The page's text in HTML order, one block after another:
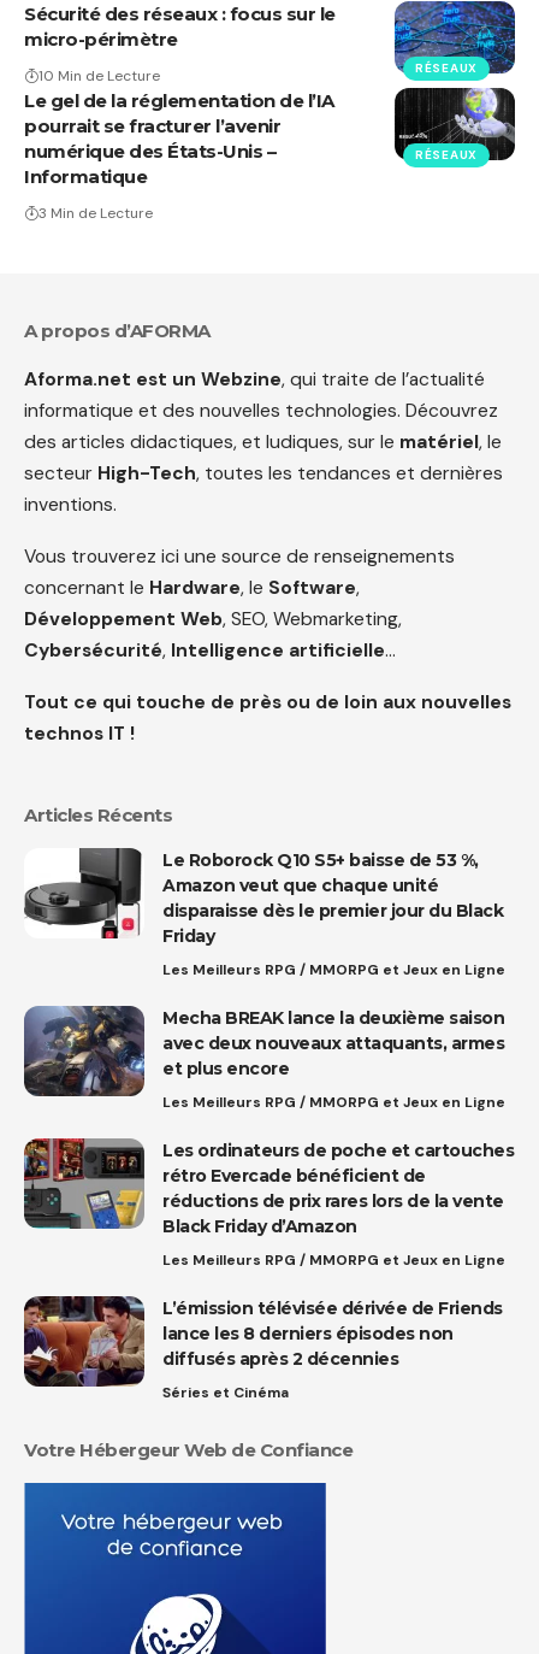
RÉSEAUX
Sécurité des réseaux : focus sur le
micro-périmètre
10 Min de Lecture
RÉSEAUX
Le gel de la réglementation de l’IA
pourrait se fracturer l’avenir
numérique des États-Unis –
Informatique
3 Min de Lecture
A propos d’AFORMA
Aforma.net est un Webzine, qui traite de l’actualité
informatique et des nouvelles technologies. Découvrez
des articles didactiques, et ludiques, sur le matériel, le
secteur High-Tech, toutes les tendances et dernières
inventions.
Vous trouverez ici une source de renseignements
concernant le Hardware, le Software,
Développement Web, SEO, Webmarketing,
Cybersécurité, Intelligence artificielle…
Tout ce qui touche de près ou de loin aux nouvelles
technos IT !
Articles Récents
Le Roborock Q10 S5+ baisse de 53 %,
Amazon veut que chaque unité
disparaisse dès le premier jour du Black
Friday
Les Meilleurs RPG / MMORPG et Jeux en Ligne
Mecha BREAK lance la deuxième saison
avec deux nouveaux attaquants, armes
et plus encore
Les Meilleurs RPG / MMORPG et Jeux en Ligne
Les ordinateurs de poche et cartouches
rétro Evercade bénéficient de
réductions de prix rares lors de la vente
Black Friday d’Amazon
Les Meilleurs RPG / MMORPG et Jeux en Ligne
L’émission télévisée dérivée de Friends
lance les 8 derniers épisodes non
diffusés après 2 décennies
Séries et Cinéma
Votre Hébergeur Web de Confiance